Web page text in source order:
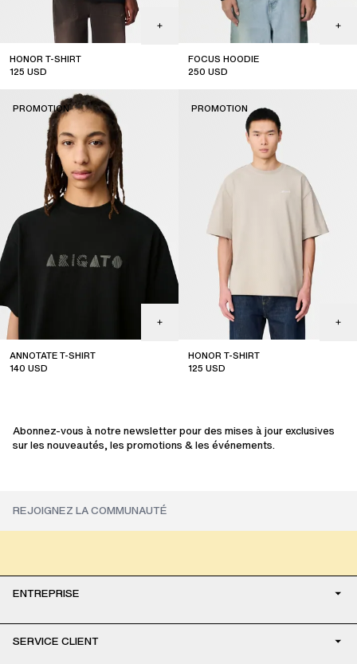
HONOR T-SHIRT
125 USD
FOCUS HOODIE
250 USD
ANNOTATE T-SHIRT
140 USD
PROMOTION
HONOR T-SHIRT
125 USD
PROMOTION
Abonnez-vous à notre newsletter pour des mises à jour exclusives
sur les nouveautés, les promotions & les événements.
ENTREPRISE
SERVICE CLIENT